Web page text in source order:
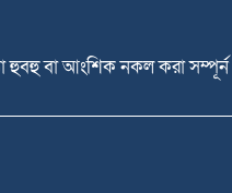
হুবহু বা আংশিক নকল করা সম্পূর্ন